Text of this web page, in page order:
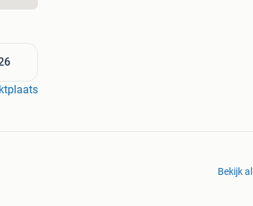
Bekijk